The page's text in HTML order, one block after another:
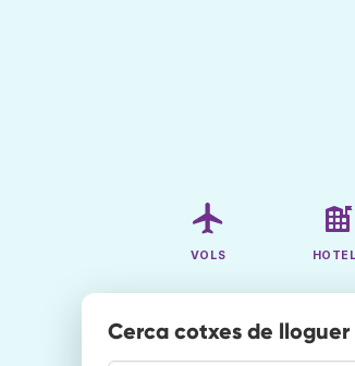
VOLS
Cerca cotxes de